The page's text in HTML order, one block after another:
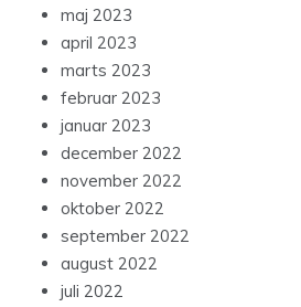
maj 2023
april 2023
marts 2023
februar 2023
januar 2023
december 2022
november 2022
oktober 2022
september 2022
august 2022
juli 2022